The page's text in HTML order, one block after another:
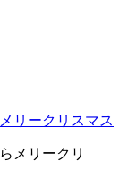
リークリスマス